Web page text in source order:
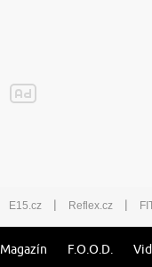
E15.cz | Reflex.cz |
Magazín F.O.O.D.